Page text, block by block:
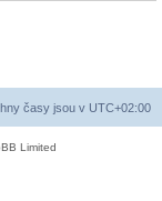
časy jsou v UTC+02:00
Limited